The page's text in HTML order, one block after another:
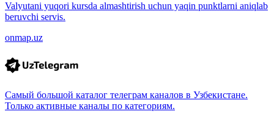
Valyutani yuqori kursda almashtirish uchun yaqin punktlarni aniqlab
beruvchi servis.
onmap.uz
Самый большой каталог телеграм каналов в Узбекистане.
Только активные каналы по категориям.